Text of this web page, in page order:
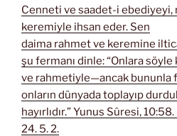
Cenneti ve saadet-i ebediyeyi,
keremiyle ihsan eder. Sen
daima rahmet ve keremine
şu fermanı dinle: “Onlara söyle
ve rahmetiyle—ancak bununla
onların dünyada toplayıp
hayırlıdır.” Yunus Sûresi,
24. 5. 2.